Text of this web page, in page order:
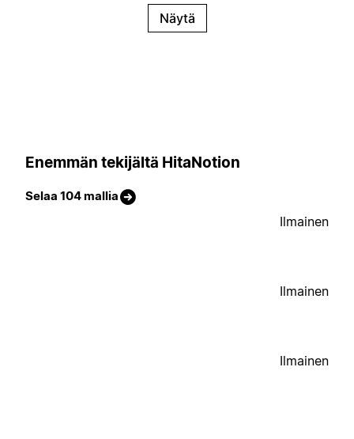
Näytä
Enemmän tekijältä HitaNotion
Selaa 104 mallia
Ilmainen
Ilmainen
Ilmainen